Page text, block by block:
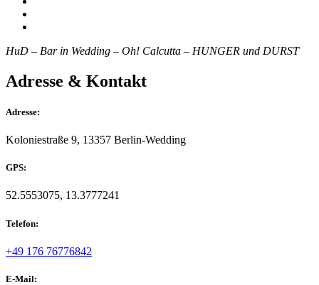
HuD – Bar in Wedding – Oh! Calcutta – HUNGER und DURST
Adresse & Kontakt
Adresse:
Koloniestraße 9, 13357 Berlin-Wedding
GPS:
52.5553075, 13.3777241
Telefon:
+49 176 76776842
E-Mail: